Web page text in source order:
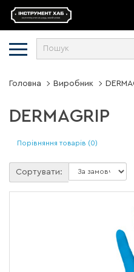
Головна Виробник
DERMAGRIP
Порівняння товарів (0)
Сортувати: